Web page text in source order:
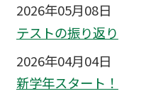
2026年05月08日
テストの振り返り
2026年04月04日
新学年スタート！